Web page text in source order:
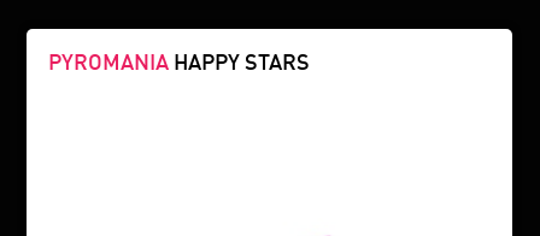
PYROMANIA HAPPY STARS